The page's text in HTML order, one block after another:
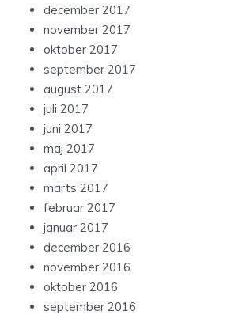
december 2017
november 2017
oktober 2017
september 2017
august 2017
juli 2017
juni 2017
maj 2017
april 2017
marts 2017
februar 2017
januar 2017
december 2016
november 2016
oktober 2016
september 2016